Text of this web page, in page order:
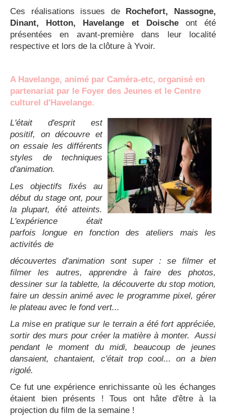
Ces réalisations issues deRochefort, Nassogne,
Dinant, Hotton, Havelange et Doischeont été
présentées en avant-première dans leur localité
respective et lors de la clôture à Yvoir.
A Havelange, animé par Caméra-etc, organisé en
partenariat par le Foyer des Jeunes et le Centre
culturel d'Havelange.
L'était d'esprit est
positif, on découvre et
on essaie les différents
styles de techniques
d'animation.
Les objectifs fixés au
début du stage ont, pour
la plupart, été atteints.
L'expérience était
parfois longue en fonction des ateliers mais les
activités de
découvertes d'animation sont super : se filmer et
filmer les autres, apprendre à faire des photos,
dessiner sur la tablette, la découverte du stop motion,
faire un dessin animé avec le programme pixel, gérer
le plateau avec le fond vert...
La mise en pratique sur le terrain a été fort appréciée,
sortir des murs pour créer la matière à monter. Aussi
pendant le moment du midi, beaucoup de jeunes
dansaient, chantaient, c'était trop cool... on a bien
rigolé.
Ce fut une expérience enrichissante où les échanges
étaient bien présents ! Tous ont hâte d'être à la
projection du film de la semaine !